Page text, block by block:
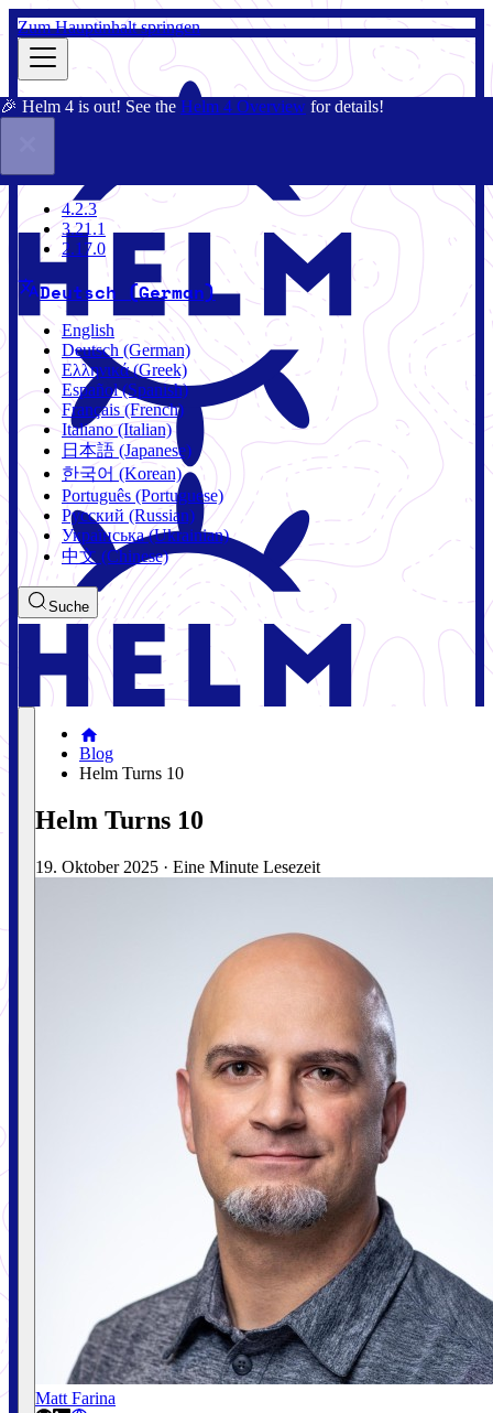
Zum Hauptinhalt springen
🎉 Helm 4 is out! See the Helm 4 Overview for details!
4.2.3
4.2.3
3.21.1
2.17.0
Deutsch (German)
English
Deutsch (German)
Ελληνικά (Greek)
Español (Spanish)
Français (French)
Italiano (Italian)
日本語 (Japanese)
한국어 (Korean)
Português (Portuguese)
Русский (Russian)
Українська (Ukrainian)
中文 (Chinese)
Suche
Blog
Helm Turns 10
Helm Turns 10
19. Oktober 2025 · Eine Minute Lesezeit
Matt Farina